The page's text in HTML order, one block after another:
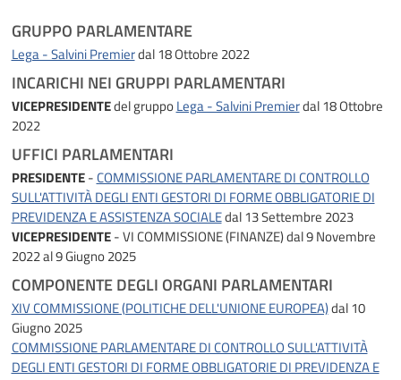
GRUPPO PARLAMENTARE
Lega - Salvini Premierdal 18 Ottobre 2022
INCARICHI NEI GRUPPI PARLAMENTARI
VICEPRESIDENTEdel gruppoLega - Salvini Premierdal 18 Ottobre
2022
UFFICI PARLAMENTARI
PRESIDENTE- COMMISSIONE PARLAMENTARE DI CONTROLLO
SULL'ATTIVITÀ DEGLI ENTI GESTORI DI FORME OBBLIGATORIE DI
PREVIDENZA E ASSISTENZA SOCIALEdal 13 Settembre 2023
VICEPRESIDENTE- VI COMMISSIONE (FINANZE)dal 9 Novembre
2022 al 9 Giugno 2025
COMPONENTE DEGLI ORGANI PARLAMENTARI
XIV COMMISSIONE (POLITICHE DELL'UNIONE EUROPEA)dal 10
Giugno 2025
COMMISSIONE PARLAMENTARE DI CONTROLLO SULL'ATTIVITÀ
DEGLI ENTI GESTORI DI FORME OBBLIGATORIE DI PREVIDENZA E